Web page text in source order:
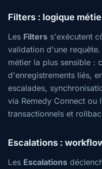
Filters : logique
Les Filters s'exécutent
validation d'une
métier la plus sensible :
d'enregistrements liés,
escalades,
via Remedy Connect ou
transactionnels et
Escalations :
Les Escalations